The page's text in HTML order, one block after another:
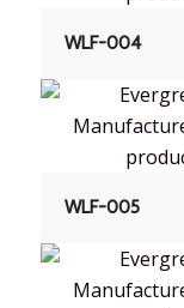
WLF-004
WLF-005